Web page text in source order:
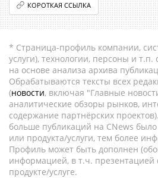
КОРОТКАЯ ССЫЛКА
* Страница-профиль компании,
услуги), технологии, персоны и т.п.
на основе анализа архива
Обрабатываются тексты всех
(новости, включая "Главные
аналитические обзоры рынков,
содержание партнёрских
больше публикаций на CNews
или продукта/услуги, тем более
Профиль может быть дополнен
информацией, в т.ч. презентацией
продукте/услуге.